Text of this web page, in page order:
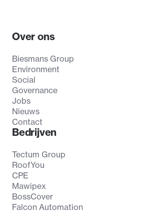
Over ons
Biesmans Group
Environment
Social
Governance
Jobs
Nieuws
Contact
Bedrijven
Tectum Group
RoofYou
CPE
Mawipex
BossCover
Falcon Automation